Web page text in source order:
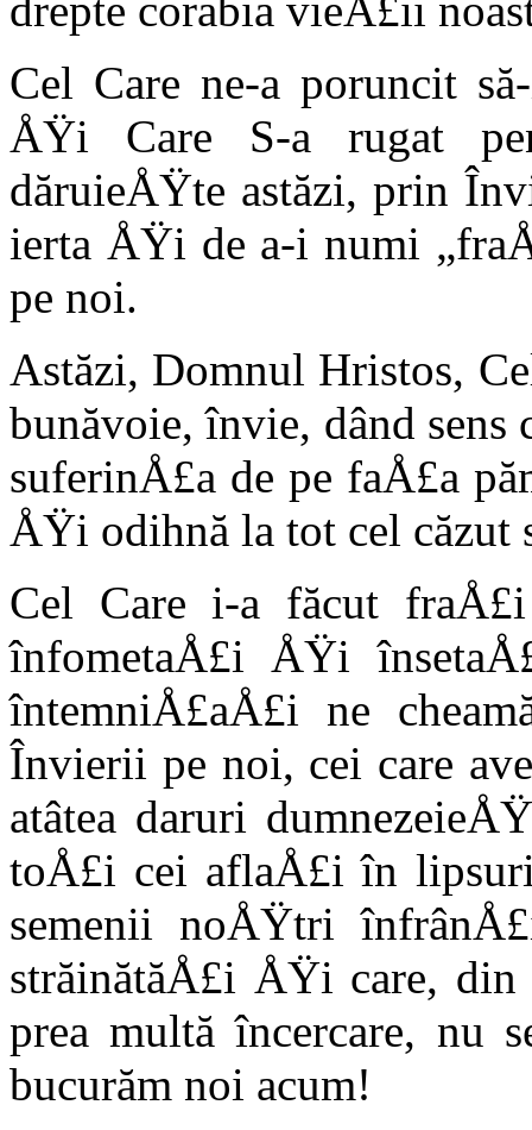
drepte corabia vieÅ£ii
Cel Care ne-a poruncit
ÅŸi Care S-a rugat
dăruieÅŸte astăzi, prin
ier­ta ÅŸi de a-i numi
pe noi.
Astăzi, Domnul Hristos,
bunăvoie, învie, dând
suferinÅ£a de pe faÅ£a
ÅŸi odihnă la tot cel căzut
Cel Care i-a făcut
înfometaÅ£i ÅŸi
întemniÅ£aÅ£i ne
Învierii pe noi, cei care
atâtea daruri
toÅ£i cei aflaÅ£i în
semenii noÅŸtri
străină­tăÅ£i ÅŸi care,
prea multă încercare, nu
bucurăm noi acum!